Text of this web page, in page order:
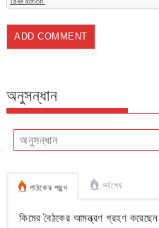
অনুসন্ধান
পাঠকের পছন্দ সর্বশেষ
কিমের বৈঠকের আমন্ত্রণ গ্রহণ করেছেন